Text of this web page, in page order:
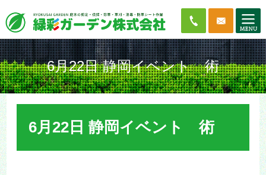
6月22日 静岡イベント 術
6月22日 静岡イベント 術